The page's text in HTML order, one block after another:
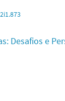
Desafios e